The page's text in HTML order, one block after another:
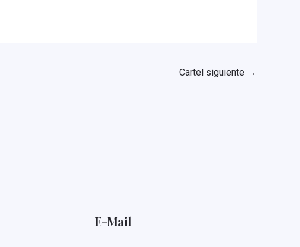
Cartel siguiente →
E-Mail